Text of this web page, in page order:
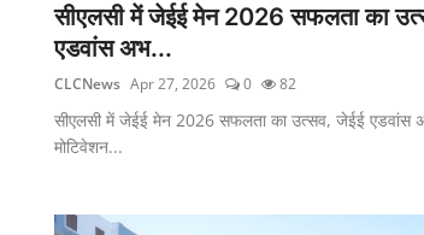
सीएलसी में जेईई मेन 2026 सफलता का
एडवांस अभ...
CLCNews Apr 27, 2026 0 82
सीएलसी में जेईई मेन 2026 सफलता का उत्सव, जेईई एडवांस
मोटिवेशन...